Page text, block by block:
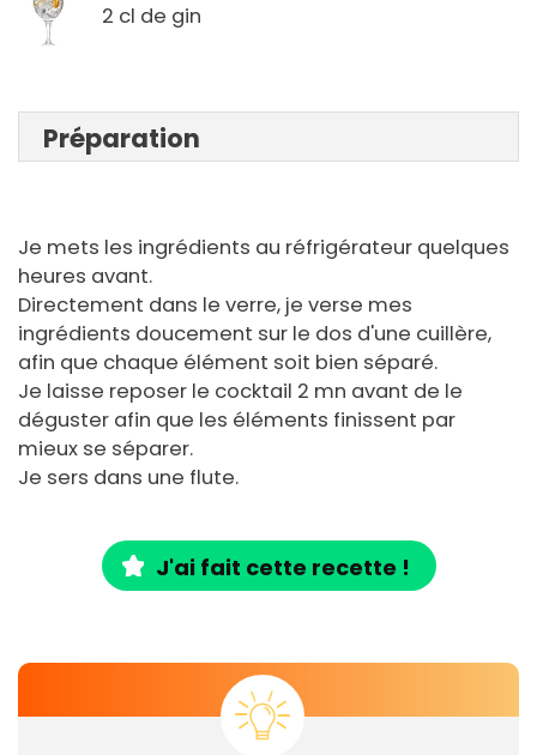
2 cl de gin
Préparation
Je mets les ingrédients au réfrigérateur quelques
heures avant.
Directement dans le verre, je verse mes
ingrédients doucement sur le dos d'une cuillère,
afin que chaque élément soit bien séparé.
Je laisse reposer le cocktail 2 mn avant de le
déguster afin que les éléments finissent par
mieux se séparer.
Je sers dans une flute.
J'ai fait cette recette !